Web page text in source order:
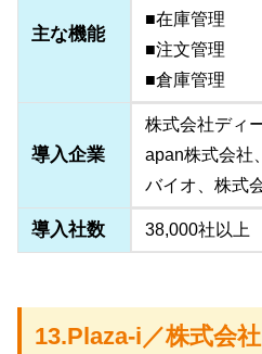
主な機能
■在庫管理
■注文管理
■倉庫管理
導入企業
株式会社ディ
apan株式会社
バイオ、株式
導入社数 38,000社以上
13.Plaza-i／株式会